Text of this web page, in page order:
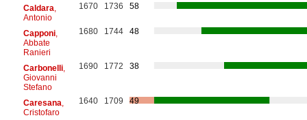
Caldara
Antonio
1670 1736 58
Capponi,
Abbate
Ranieri
1680 1744 48
Carbonelli,
Giovanni
Stefano
1690 1772 38
Caresana
Cristofaro
1640 1709 49